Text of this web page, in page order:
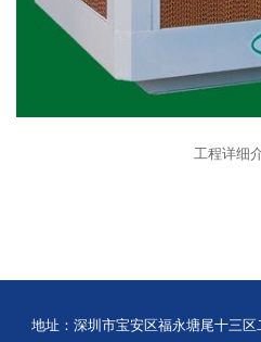
工程详细
地址：深圳市宝安区福永塘尾十三